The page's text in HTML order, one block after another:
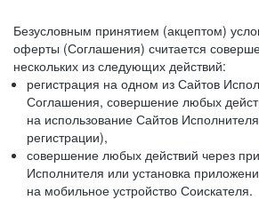
Безусловным принятием (акцептом)
оферты (Соглашения) считается
нескольких из следующих действий:
регистрация на одном из Сайтов
Соглашения, совершение любых
на использование Сайтов
регистрации),
совершение любых действий через
Исполнителя или установка
на мобильное устройство Соискателя.